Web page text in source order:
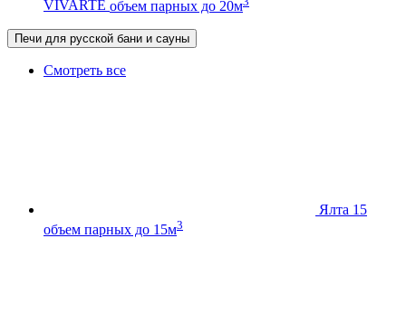
VIVARTE объем парных до 20м
Печи для русской бани и сауны
Смотреть все
Ялта 15
объем парных до 15м3